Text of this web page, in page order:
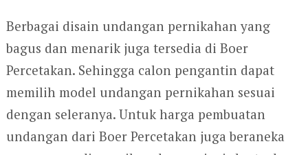
Berbagai disain undangan pernikahan yang
bagus dan menarik juga tersedia di Boer
Percetakan. Sehingga calon pengantin dapat
memilih model undangan pernikahan sesuai
dengan seleranya. Untuk harga pembuatan
undangan dari Boer Percetakan juga beraneka